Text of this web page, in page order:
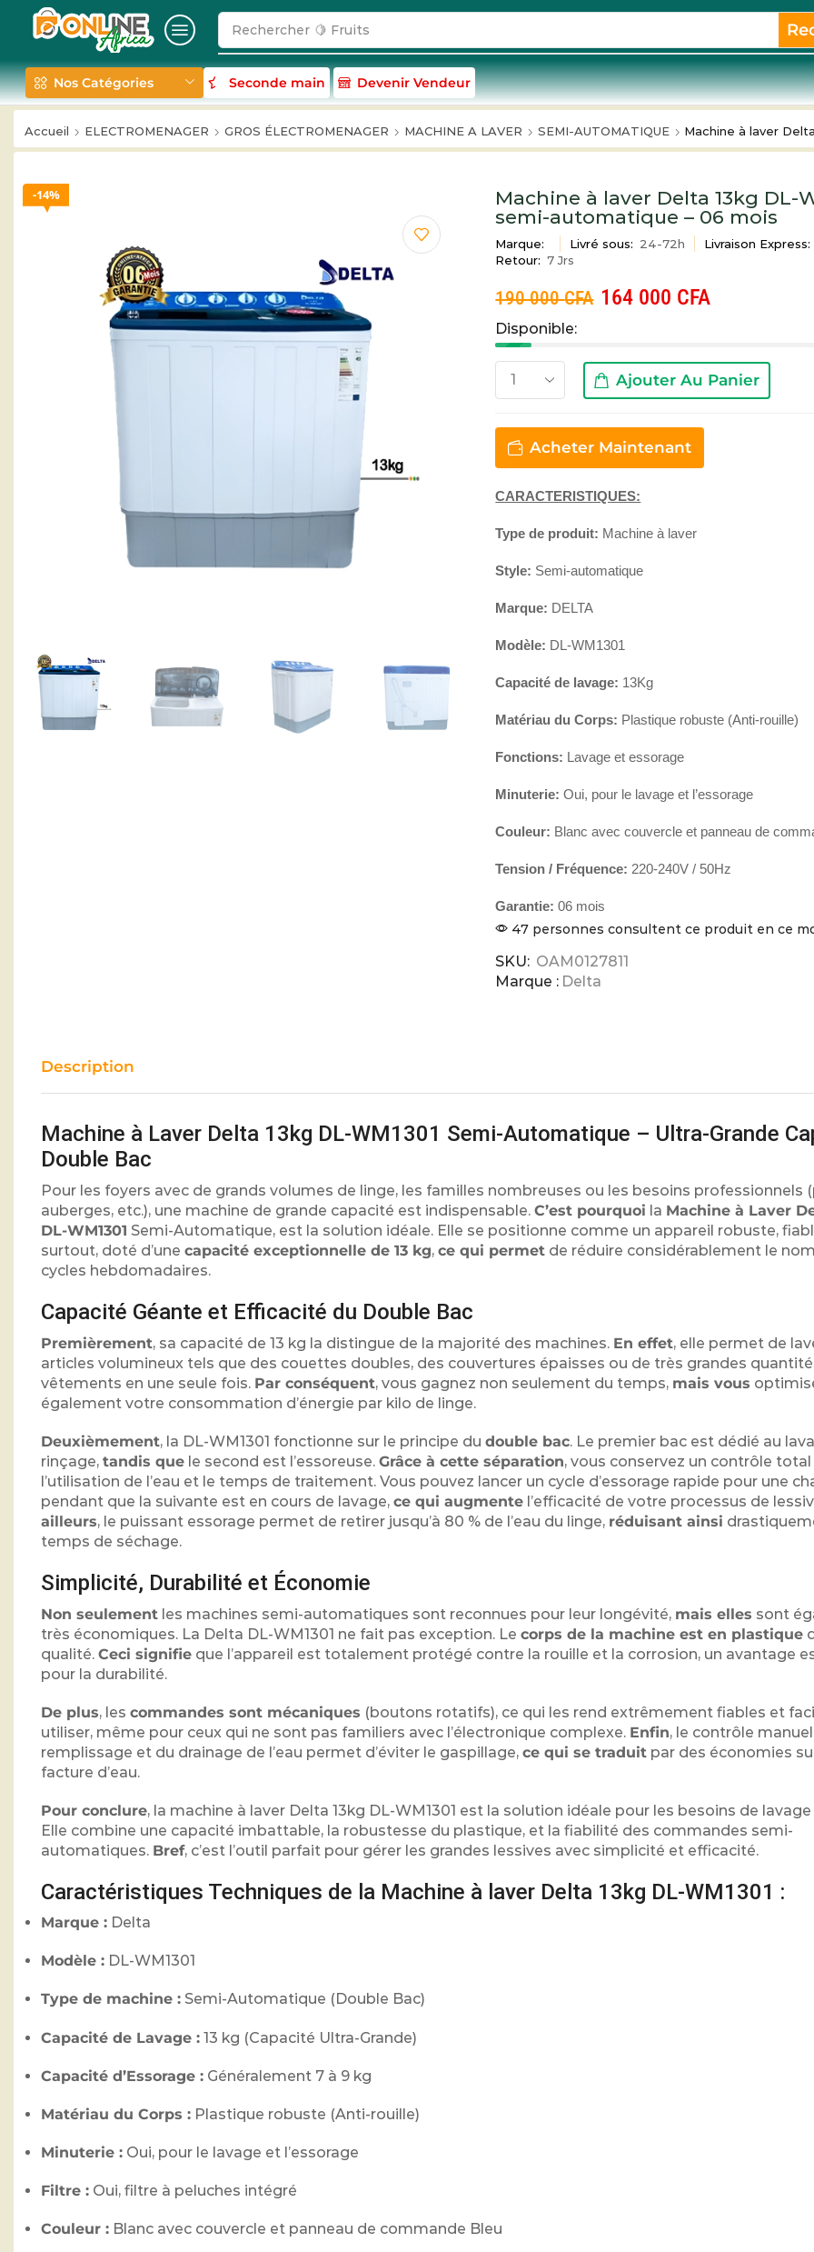
Rechercher 🥛 Milk
Nos Catégories Seconde main Devenir Vendeur
Accueil ELECTROMENAGER GROS ÉLECTROMENAGER MACHINE A LAVER SEMI-AUTOMATIQUE Machine à laver
14%
Machine à laver Delta 13kg DL-
semi-automatique – 06 mois
Marque: Livré sous: 24-72h Livraison Express:
Retour: 7 Jrs
190 000CFA 164 000 CFA
Disponible:
Ajouter Au Panier
Acheter Maintenant
CARACTERISTIQUES:
Type de produit: Machine à laver
Style: Semi-automatique
Marque: DELTA
Modèle: DL-WM1301
Capacité de lavage: 13Kg
Matériau du Corps: Plastique robuste (Anti-rouille)
Fonctions: Lavage et essorage
Minuterie: Oui, pour le lavage et l’essorage
Couleur: Blanc avec couvercle et panneau de
Tension / Fréquence: 220-240V / 50Hz
Garantie: 06 mois
47 personnes consultent ce produit en ce
SKU: OAM0127811
Marque : Delta
Description
Machine à Laver Delta 13kg DL-WM1301 Semi-Automatique – Ultra-Grande
Double Bac
Pour les foyers avec de grands volumes de linge, les familles nombreuses ou les besoins professionnels
auberges, etc.), une machine de grande capacité est indispensable. C’est pourquoi la Machine à Laver
DL-WM1301 Semi-Automatique, est la solution idéale. Elle se positionne comme un appareil robuste,
surtout, doté d’une capacité exceptionnelle de 13 kg, ce qui permet de réduire considérablement le
cycles hebdomadaires.
Capacité Géante et Efficacité du Double Bac
Premièrement, sa capacité de 13 kg la distingue de la majorité des machines. En effet, elle permet de
articles volumineux tels que des couettes doubles, des couvertures épaisses ou de très grandes
vêtements en une seule fois. Par conséquent, vous gagnez non seulement du temps, mais vous
également votre consommation d’énergie par kilo de linge.
Deuxièmement, la DL-WM1301 fonctionne sur le principe du double bac. Le premier bac est dédié au
rinçage, tandis que le second est l’essoreuse. Grâce à cette séparation, vous conservez un contrôle total
l’utilisation de l’eau et le temps de traitement. Vous pouvez lancer un cycle d’essorage rapide pour une
pendant que la suivante est en cours de lavage, ce qui augmente l’efficacité de votre processus de
ailleurs, le puissant essorage permet de retirer jusqu’à 80 % de l’eau du linge, réduisant ainsi
temps de séchage.
Simplicité, Durabilité et Économie
Non seulement les machines semi-automatiques sont reconnues pour leur longévité, mais elles sont
très économiques. La Delta DL-WM1301 ne fait pas exception. Le corps de la machine est en plastique
qualité. Ceci signifie que l’appareil est totalement protégé contre la rouille et la corrosion, un avantage
pour la durabilité.
De plus, les commandes sont mécaniques (boutons rotatifs), ce qui les rend extrêmement fiables et
utiliser, même pour ceux qui ne sont pas familiers avec l’électronique complexe. Enfin, le contrôle
remplissage et du drainage de l’eau permet d’éviter le gaspillage, ce qui se traduit par des économies
facture d’eau.
Pour conclure, la machine à laver Delta 13kg DL-WM1301 est la solution idéale pour les besoins de
Elle combine une capacité imbattable, la robustesse du plastique, et la fiabilité des commandes semi-
automatiques. Bref, c’est l’outil parfait pour gérer les grandes lessives avec simplicité et efficacité.
Caractéristiques Techniques de la Machine à laver Delta 13kg DL-WM1301 :
Marque : Delta
Modèle : DL-WM1301
Type de machine : Semi-Automatique (Double Bac)
Capacité de Lavage : 13 kg (Capacité Ultra-Grande)
Capacité d’Essorage : Généralement 7 à 9 kg
Matériau du Corps : Plastique robuste (Anti-rouille)
Minuterie : Oui, pour le lavage et l’essorage
Filtre : Oui, filtre à peluches intégré
Couleur : Blanc avec couvercle et panneau de commande Bleu